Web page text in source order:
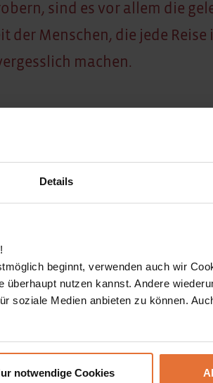
Details
beginnt, verwenden auch wir
überhaupt nutzen kannst. Andere
soziale Medien anbieten zu können.
notwendige Cookies
sind es vor allem die
Menschen, die jede Reise
machen.